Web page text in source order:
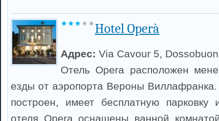
Hotel Operà
Адрес: Via Cavour 5,
Отель Opera расположен
езды от аэропорта Вероны
построен, имеет бесплатную
отеля Opera оснащены ванной